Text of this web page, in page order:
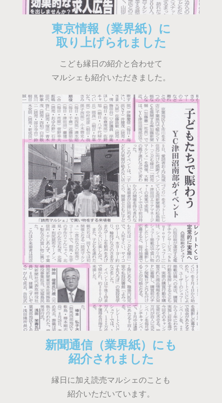
東京情報（業界紙）に
取り上げられました
こども縁日の紹介と合わせて
マルシェも紹介いただきました。
新聞通信（業界紙）にも
紹介されました
縁日に加え読売マルシェのことも
紹介いただいています。